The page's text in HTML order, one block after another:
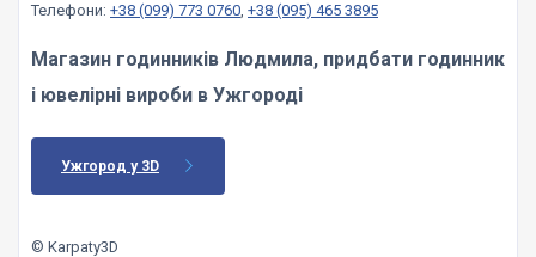
Телефони: +38 (099) 773 0760, +38 (095) 465 3895
Магазин годинників Людмила, придбати годинник
і ювелірні вироби в Ужгороді
Ужгород у 3D
© Karpaty3D